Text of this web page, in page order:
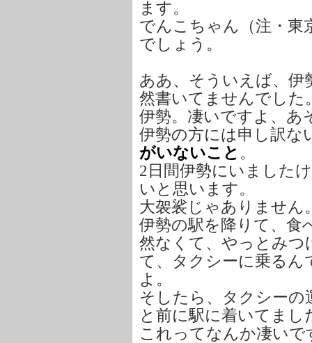
ます。
でんこちゃん（注・東
でしょう。
ああ、そういえば、伊
然書いてませんでした
伊勢。凄いですよ、あ
伊勢の方には申し訳な
がいないこと 。
2日間伊勢にいました
いと思います。
大袈裟じゃありません
伊勢の駅を降りて、食
然なくて、やっとみつ
て、タクシーに乗る
よ。
そしたら、タクシー
と前に駅に着いてま
これってなんか凄いで